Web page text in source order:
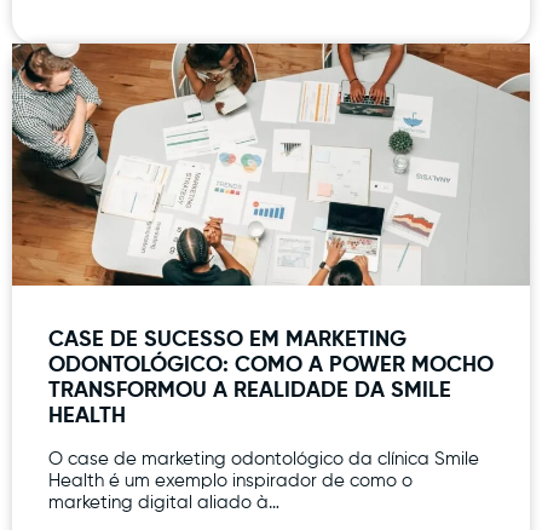
CASE DE SUCESSO EM MARKETING
ODONTOLÓGICO: COMO A POWER MOCHO
TRANSFORMOU A REALIDADE DA SMILE
HEALTH
O case de marketing odontológico da clínica Smile
Health é um exemplo inspirador de como o
marketing digital aliado à…